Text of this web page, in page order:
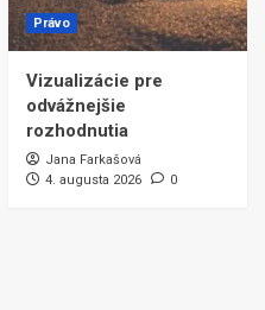
Právo
Vizualizácie pre
odvážnejšie
rozhodnutia
Jana Farkašová
4. augusta 2026
0